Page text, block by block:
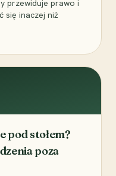
przewiduje prawo i
się inaczej niż
pod stołem?
poza